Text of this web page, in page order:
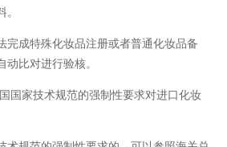
完成特殊化妆品注册或者普通化妆品备
比对进行验核。
国家技术规范的强制性要求对进口化妆